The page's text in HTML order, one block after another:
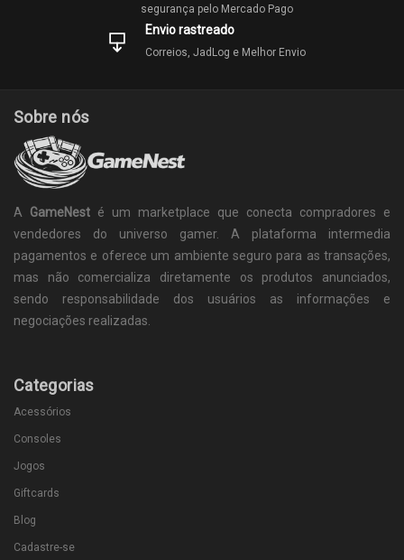
segurança pelo Mercado Pago
Envio rastreado
Correios, JadLog e Melhor Envio
Sobre nós
A GameNest é um marketplace que conecta compradores e
vendedores do universo gamer. A plataforma intermedia
pagamentos e oferece um ambiente seguro para as transações,
mas não comercializa diretamente os produtos anunciados,
sendo responsabilidade dos usuários as informações e
negociações realizadas.
Categorias
Acessórios
Consoles
Jogos
Giftcards
Blog
Cadastre-se